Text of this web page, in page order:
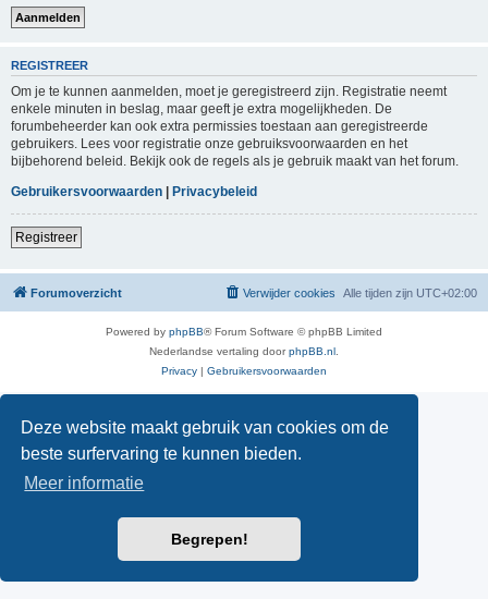
Deze website maakt gebruik van cookies om de
beste surfervaring te kunnen bieden.
Meer informatie
Begrepen!
REGISTREER
Om je te kunnen aanmelden, moet je geregistreerd zijn. Registratie neemt
enkele minuten in beslag, maar geeft je extra mogelijkheden. De
forumbeheerder kan ook extra permissies toestaan aan geregistreerde
gebruikers. Lees voor registratie onze gebruiksvoorwaarden en het
bijbehorend beleid. Bekijk ook de regels als je gebruik maakt van het forum.
Gebruikersvoorwaarden | Privacybeleid
Registreer
Forumoverzicht Alle tijden zijn UTC+02:00
Verwijder cookies
Powered by phpBB® Forum Software © phpBB Limited
Nederlandse vertaling doorphpBB.nl
Privacy | Gebruikersvoorwaarden